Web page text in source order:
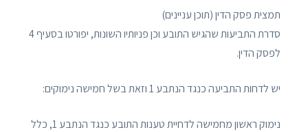
תמצית פסק הדין (תוכן עניינים)
סדרת התביעות שהגיש התובע וכן פניותיו השונות, יפורטו בסעיף 4
לפסק הדין.
יש לדחות התביעה כנגד הנתבע 1 וזאת בשל חמישה נימוקים:
נימוק ראשון מחמישה לדחיית טענות התובע כנגד הנתבע 1, כלל